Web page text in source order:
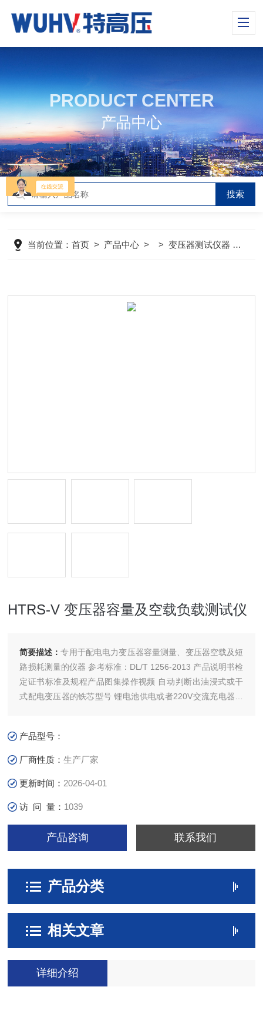
PRODUCT CENTER
产品中心
当前位置：首页 > 产品中心 > >变压器测试仪器
HTRS-V 变压器容量及空载负载测试仪
简要描述：专用于配电电力变压器容量测量、变压器空载及短
路损耗测量的仪器 参考标准：DL/T 1256-2013 产品说明书检
定证书标准及规程产品图集操作视频 自动判断出油浸式或干
式配电变压器的铁芯型号 锂电池供电或者220V交流充电器供
产品型号：
厂商性质：生产厂家
更新时间： 2026-04-01
访 问 量： 1039
产品咨询 联系我们
产品分类
相关文章
详细介绍